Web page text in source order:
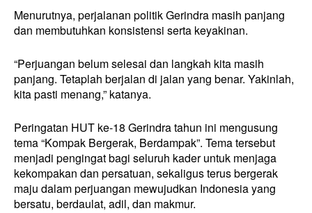
Menurutnya, perjalanan politik Gerindra masih panjang
dan membutuhkan konsistensi serta keyakinan.
“Perjuangan belum selesai dan langkah kita masih
panjang. Tetaplah berjalan di jalan yang benar. Yakinlah,
kita pasti menang,” katanya.
Peringatan HUT ke-18 Gerindra tahun ini mengusung
tema “Kompak Bergerak, Berdampak”. Tema tersebut
menjadi pengingat bagi seluruh kader untuk menjaga
kekompakan dan persatuan, sekaligus terus bergerak
maju dalam perjuangan mewujudkan Indonesia yang
bersatu, berdaulat, adil, dan makmur.